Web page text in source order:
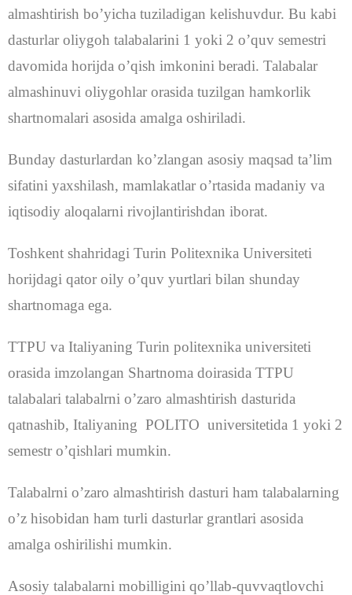
almashtirish bo’yicha tuziladigan kelishuvdur. Bu kabi
dasturlar oliygoh talabalarini 1 yoki 2 o’quv semestri
davomida horijda o’qish imkonini beradi. Talabalar
almashinuvi oliygohlar orasida tuzilgan hamkorlik
shartnomalari asosida amalga oshiriladi.
Bunday dasturlardan ko’zlangan asosiy maqsad ta’lim
sifatini yaxshilash, mamlakatlar o’rtasida madaniy va
iqtisodiy aloqalarni rivojlantirishdan iborat.
Toshkent shahridagi Turin Politexnika Universiteti
horijdagi qator oily o’quv yurtlari bilan shunday
shartnomaga ega.
TTPU va Italiyaning Turin politexnika universiteti
orasida imzolangan Shartnoma doirasida TTPU
talabalari talabalrni o’zaro almashtirish dasturida
qatnashib, Italiyaning POLITO universitetida 1 yoki 2
semestr o’qishlari mumkin.
Talabalrni o’zaro almashtirish dasturi ham talabalarning
o’z hisobidan ham turli dasturlar grantlari asosida
amalga oshirilishi mumkin.
Asosiy talabalarni mobilligini qo’llab-quvvaqtlovchi